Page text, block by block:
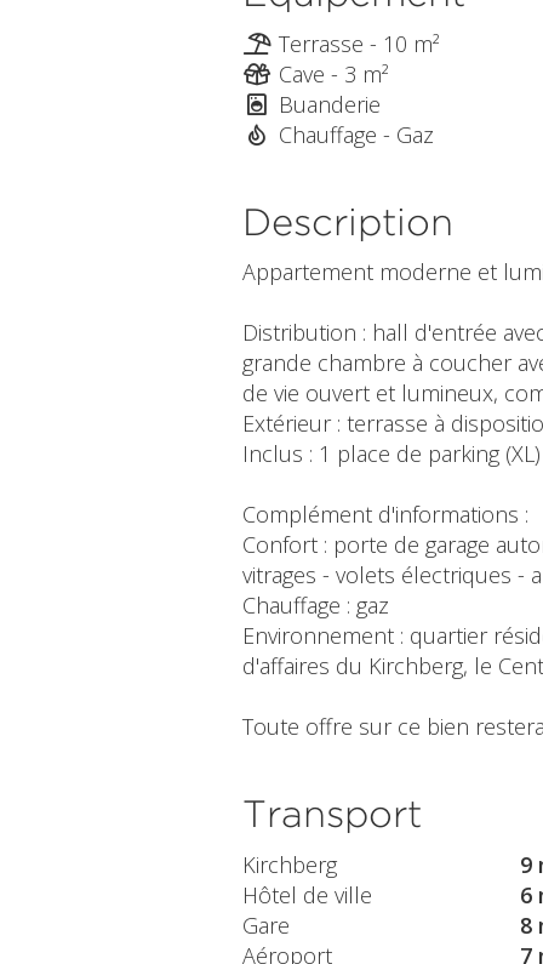
Terrasse - 10 m²
Cave - 3 m²
Buanderie
Chauffage - Gaz
Description
Appartement moderne et
Distribution : hall d'entrée
grande chambre à coucher
de vie ouvert et lumineux,
Extérieur : terrasse à
Inclus : 1 place de parking
Complément d'informations :
Confort : porte de garage
vitrages - volets électriques -
Chauffage : gaz
Environnement : quartier
d'affaires du Kirchberg, le
Toute offre sur ce bien
Transport
Kirchberg
9
Hôtel de ville
6
Gare
8
Aéroport
7